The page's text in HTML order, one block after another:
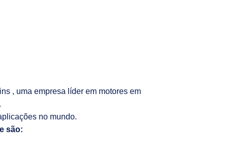
, uma empresa líder em motores em
no mundo.
são: